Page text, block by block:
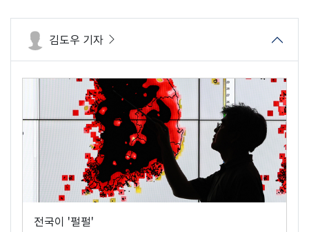
김도우 기자
전국이 '펄펄'